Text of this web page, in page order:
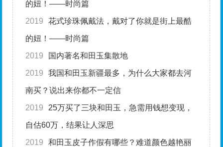
的妞！——时尚篇
2019 花式珍珠佩戴法，戴对了你就是街上最酷
的妞！——时尚篇
2019 国内著名和田玉集散地
2019 我国和田玉新疆最多，为什么大家都去河
南买？说出来你都不一定信
2019 25万买了三块和田玉，急需用钱想变现，
自估60万，结果让人深思
2019 和田玉皮子作假有哪些？难道颜色越艳丽